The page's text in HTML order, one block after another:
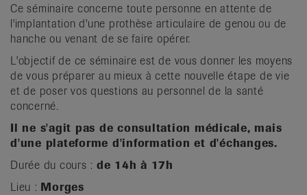
Ce séminaire concerne toute personne en attente de
l'implantation d'une prothèse articulaire de genou ou de
hanche ou venant de se faire opérer.
L'objectif de ce séminaire est de vous donner les moyens
de vous préparer au mieux à cette nouvelle étape de vie
et de poser vos questions au personnel de la santé
concerné.
Il ne s'agit pas de consultation médicale, mais
d'une plateforme d'information et d'échanges.
Durée du cours : de 14h à 17h
Lieu : Morges